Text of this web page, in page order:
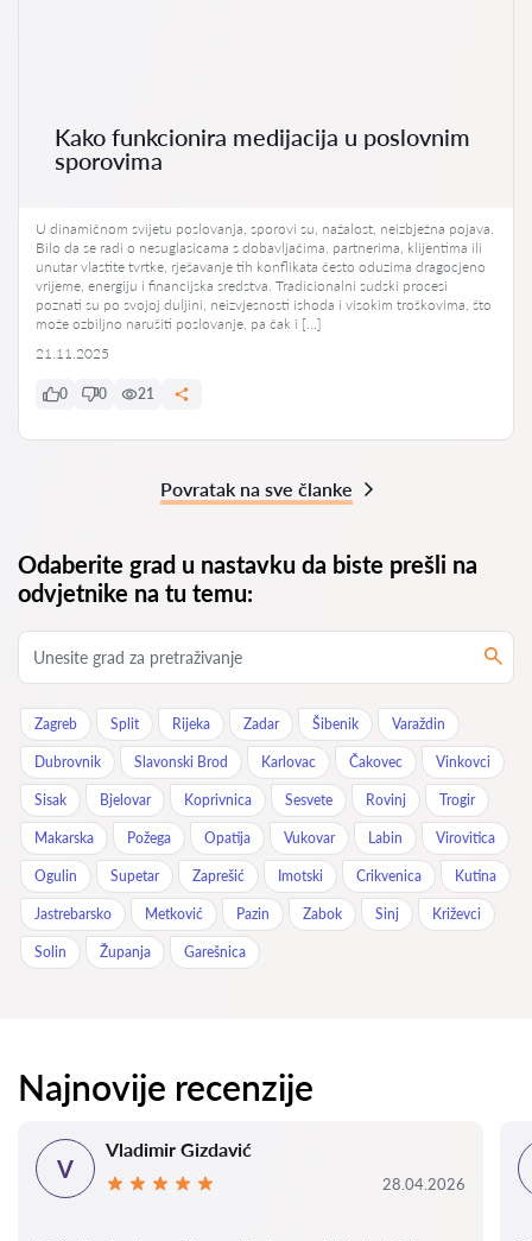
Kako funkcionira medijacija u poslovnim
sporovima
U dinamičnom svijetu poslovanja, sporovi su, nažalost, neizbježna pojava.
Bilo da se radi o nesuglasicama s dobavljačima, partnerima, klijentima ili
unutar vlastite tvrtke, rješavanje tih konflikata često oduzima dragocjeno
vrijeme, energiju i financijska sredstva. Tradicionalni sudski procesi
poznati su po svojoj duljini, neizvjesnosti ishoda i visokim troškovima, što
može ozbiljno narušiti poslovanje, pa čak i […]
21.11.2025
0 0 21
Povratak na sve članke
Odaberite grad u nastavku da biste prešli na
odvjetnike na tu temu:
Zagreb Split Rijeka Zadar Šibenik Varaždin
Dubrovnik Slavonski Brod Karlovac Čakovec Vinkovci
Sisak Bjelovar Koprivnica Sesvete Rovinj Trogir
Makarska Požega Opatija Vukovar Labin Virovitica
Ogulin Supetar Zaprešić Imotski Crikvenica Kutina
Jastrebarsko Metković Pazin Zabok Sinj Križevci
Solin Županja Garešnica
Najnovije recenzije
V
Vladimir Gizdavić
28.04.2026